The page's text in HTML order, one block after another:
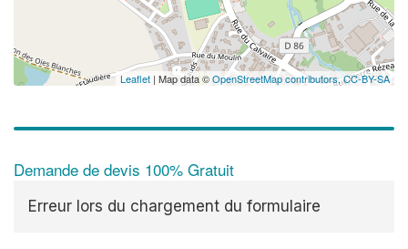
Leaflet | Map data ©OpenStreetMap contributors,CC-BY-SA
Demande de devis 100% Gratuit
Erreur lors du chargement du formulaire